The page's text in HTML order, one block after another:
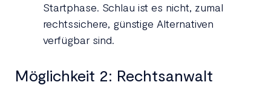
Startphase. Schlau ist es nicht, zumal
rechtssichere, günstige Alternativen
verfügbar sind.
Möglichkeit 2: Rechtsanwalt